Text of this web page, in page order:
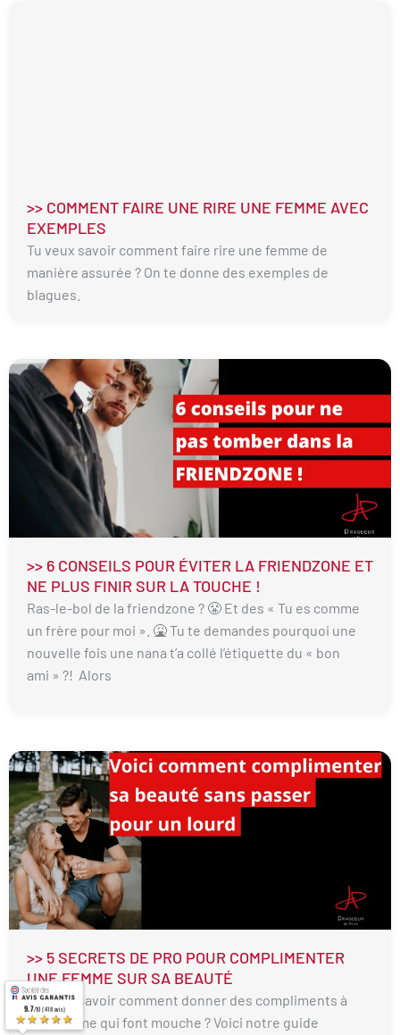
>> COMMENT FAIRE UNE RIRE UNE FEMME AVEC
EXEMPLES
Tu veux savoir comment faire rire une femme de
manière assurée ? On te donne des exemples de
blagues.
>> 6 CONSEILS POUR ÉVITER LA FRIENDZONE ET
NE PLUS FINIR SUR LA TOUCHE !
Ras-le-bol de la friendzone ? 😤 Et des « Tu es comme
un frère pour moi ». 🤮 Tu te demandes pourquoi une
nouvelle fois une nana t’a collé l’étiquette du « bon
ami » ?! Alors
>> 5 SECRETS DE PRO POUR COMPLIMENTER
UNE FEMME SUR SA BEAUTÉ
Tu veux savoir comment donner des compliments à
une femme qui font mouche ? Voici notre guide
9.7/10 (418 avis)
★★★★★